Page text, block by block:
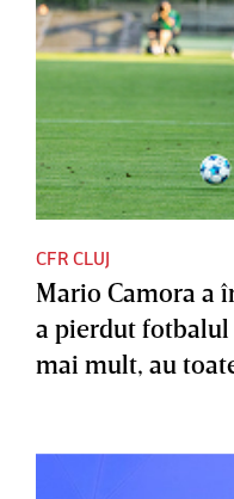
CFR CLUJ
Mario Camora a
a pierdut fotbalul
mai mult, au